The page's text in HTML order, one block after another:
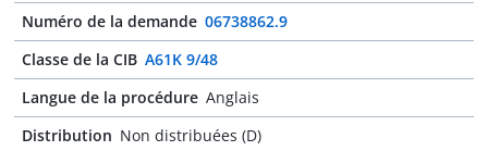
Numéro de la demande 06738862.9
Classe de la CIB A61K 9/48
Langue de la procédure Anglais
Distribution Non distribuées (D)